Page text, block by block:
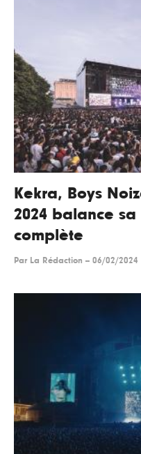
Kekra, Boys
2024 balance
complète
Par La Rédaction -- 06/02/2024